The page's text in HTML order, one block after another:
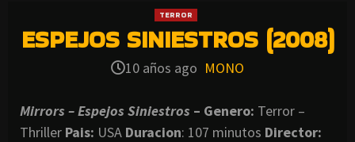
TERROR
ESPEJOS SINIESTROS (2008)
10 años ago MONO
Mirrors – Espejos Siniestros – Genero: Terror –
Thriller Pais: USA Duracion: 107 minutos Director: